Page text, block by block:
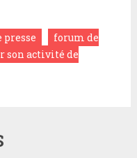
forum de
son activité de